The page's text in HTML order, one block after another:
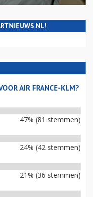
AIR FRANCE-KLM?
47% (81 stemmen)
24% (42 stemmen)
21% (36 stemmen)